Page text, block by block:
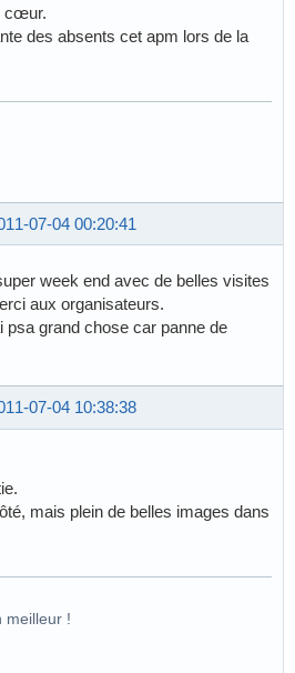
cœur.
des absents cet apm lors de la
07-04 00:20:41
week end avec de belles visites
aux organisateurs.
psa grand chose car panne de
07-04 10:38:38
mais plein de belles images dans
meilleur !